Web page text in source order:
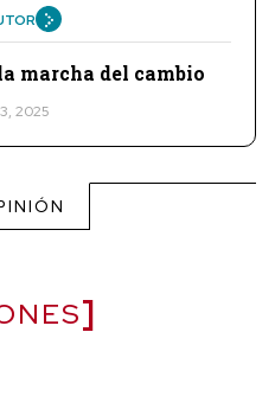
marcha del cambio
2025